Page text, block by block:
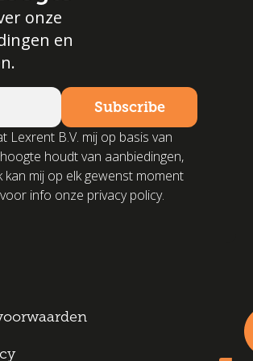
onze
en
Lexrent B.V. mij op basis van
houdt van aanbiedingen,
mij op elk gewenst moment
info onze privacy policy.